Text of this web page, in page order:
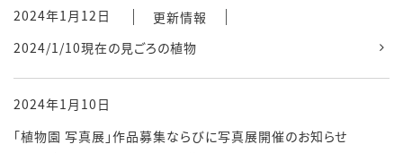
2024年1月12日
更新情報
2024/1/10現在の見ごろの植物
2024年1月10日
「植物園 写真展」作品募集ならびに写真展開催のお知らせ